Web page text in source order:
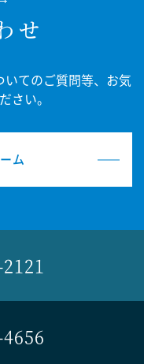
せ
てのご質問等、
お気
さい。
ム